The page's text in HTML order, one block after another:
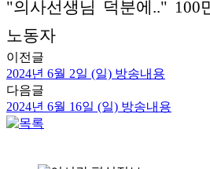
"의사선생님 덕분에.."
노동자
이전글
2024년 6월 2일 (일) 방송내용
다음글
2024년 6월 16일 (일) 방송내용